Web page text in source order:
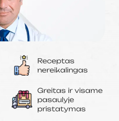
Receptas
nereikalingas
Greitas ir visame
pasaulyje
pristatymas